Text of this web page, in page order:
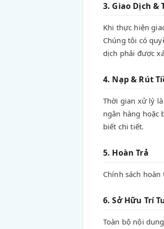
3. Giao Dịch &
Khi thực hiện
Chúng tôi có
dịch phải được
4. Nạp & Rút
Thời gian xử lý
ngân hàng hoặc
biết chi tiết.
5. Hoàn Trả
Chính sách
6. Sở Hữu Trí
Toàn bộ nội